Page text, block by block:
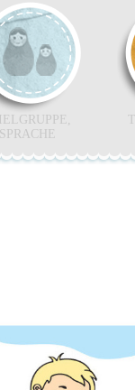
SPRACHE